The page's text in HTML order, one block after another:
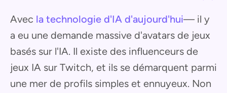
Avec la technologie d'IA d'aujourd'hui— il y
a eu une demande massive d'avatars de jeux
basés sur l'IA. Il existe des influenceurs de
jeux IA sur Twitch, et ils se démarquent parmi
une mer de profils simples et ennuyeux. Non